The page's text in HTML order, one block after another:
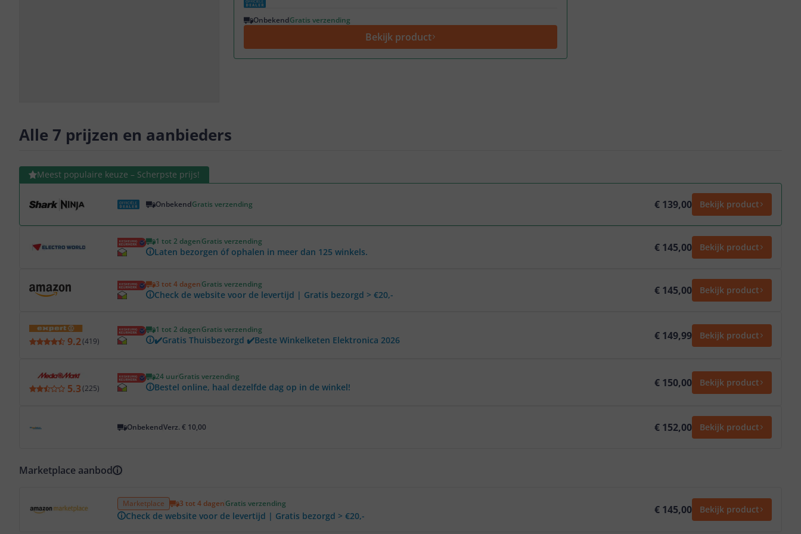
OnbekendGratis verzending
Bekijk product
Alle 7 prijzen en aanbieders
Meest populaire keuze – Scherpste prijs!
OnbekendGratis verzending € 139,00 Bekijk product
Bekijk product
1 tot 2 dagenGratis verzending
Laten bezorgen óf ophalen in meer dan 125 winkels. € 145,00 Bekijk product
3 tot 4 dagenGratis verzending
Check de website voor de levertijd | Gratis bezorgd > €20,- € 145,00 Bekijk product
9.2(419)
1 tot 2 dagenGratis verzending
✔️Gratis Thuisbezorgd ✔️Beste Winkelketen Elektronica 2026 € 149,99 Bekijk product
5.3(225)
24 uurGratis verzending
Bestel online, haal dezelfde dag op in de winkel! € 150,00 Bekijk product
OnbekendVerz. € 10,00 € 152,00 Bekijk product
Marketplace aanbod
Marketplace 3 tot 4 dagenGratis verzending
Check de website voor de levertijd | Gratis bezorgd > €20,- € 145,00 Bekijk product